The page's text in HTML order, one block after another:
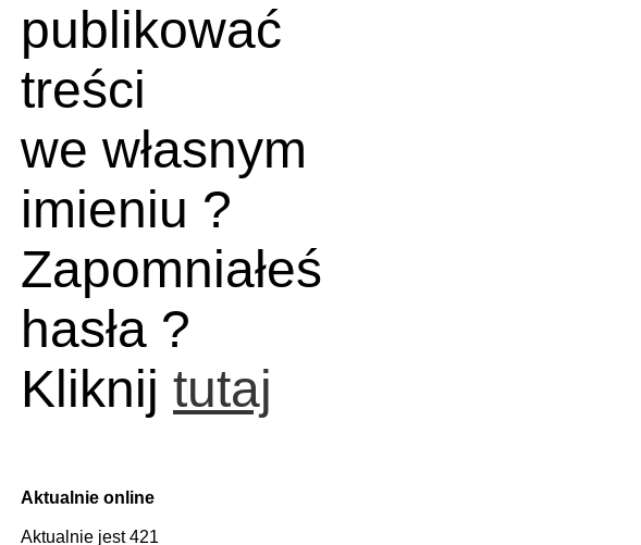
publikować
treści
we własnym
imieniu ?
Zapomniałeś
hasła ?
Kliknij tutaj
Aktualnie online
Aktualnie jest 421